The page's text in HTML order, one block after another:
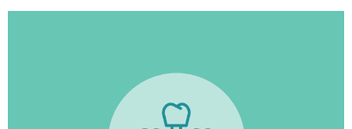
مشاهدة المزيد